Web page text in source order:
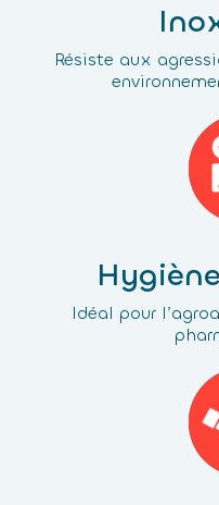
Résiste aux
Idéal pour